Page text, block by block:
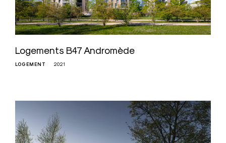
Logements B47 Andromède
LOGEMENT 2021